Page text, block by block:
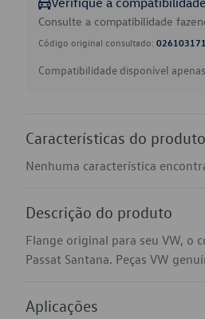
Consulte a compatibilidade
Código original consultado:
Compatibilidade disponível
Características do produto
Nenhuma característica
Descrição do produto
Flange original para seu VW, o
Passat Santana. Peças VW
Aplicações